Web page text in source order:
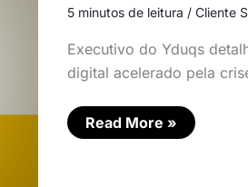
5 minutos de leitura / Cliente
Executivo do Yduqs
digital acelerado pela
Read More »